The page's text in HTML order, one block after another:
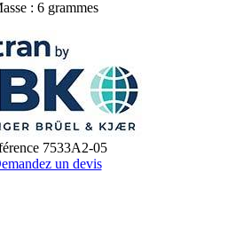
: 6 grammes
7533A2-05
un devis